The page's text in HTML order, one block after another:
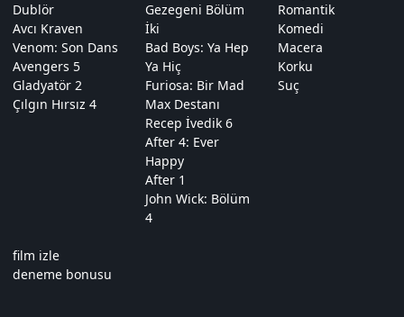
Dublör
Avcı Kraven
Venom: Son Dans
Avengers 5
Gladyatör 2
Çılgın Hırsız 4
Gezegeni Bölüm
İki
Bad Boys: Ya Hep
Ya Hiç
Furiosa: Bir Mad
Max Destanı
Recep İvedik 6
After 4: Ever
Happy
After 1
John Wick: Bölüm
4
Romantik
Komedi
Macera
Korku
Suç
film izle
deneme bonusu